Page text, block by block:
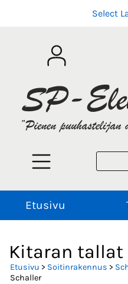
Select
Etusivu
Kitaran tallat
Etusivu > Soitinrakennus >
Schaller